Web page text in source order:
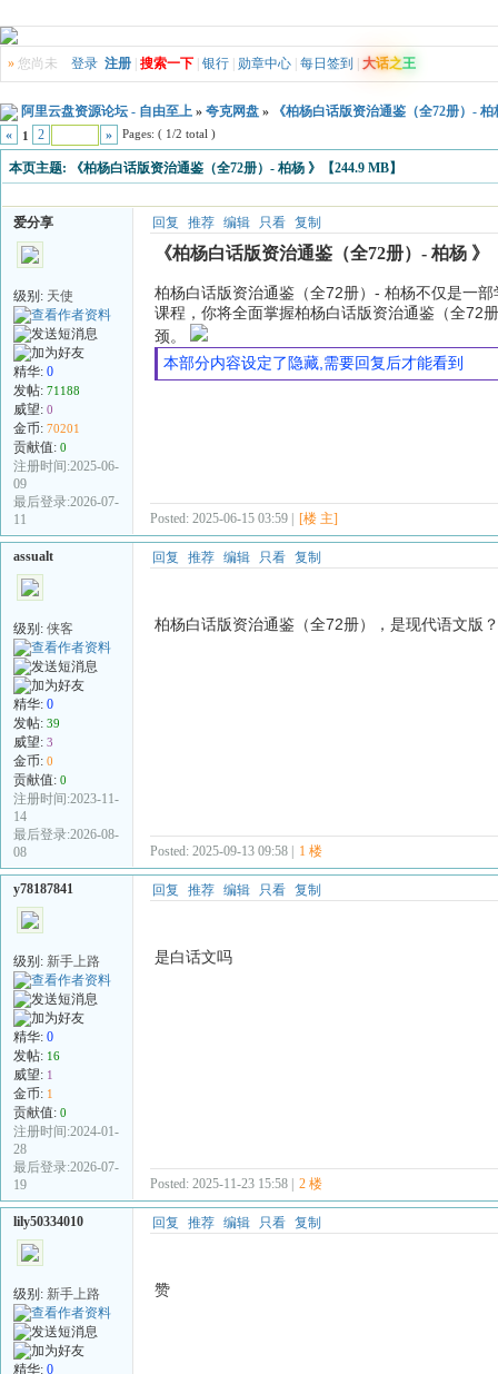
» 您尚未 登录 注册 搜索一下 银行 勋章中心 每日签到 大话之王
阿里云盘资源论坛 - 自由至上 » 夸克网盘 »
《柏杨白话版资治通鉴（全72册）-
«
1 2 » Pages: ( 1/2 total )
本页主题: 《柏杨白话版资治通鉴（全72册）- 柏杨 》【244.9 MB】
爱分享
级别: 天使
精华: 0
发帖: 71188
威望: 0
金币: 70201
贡献值: 0
注册时间:2025-06-
09
最后登录:2026-07-
11
回复 推荐 编辑 只看 复制
《柏杨白话版资治通鉴（全72册）- 柏杨 》
柏杨白话版资治通鉴（全72册）- 柏杨不仅是一
课程，你将全面掌握柏杨白话版资治通鉴（全72
颈。
本部分内容设定了隐藏,需要回复后才能看到
Posted: 2025-06-15 03:59 | [楼 主]
assualt
级别: 侠客
精华: 0
发帖: 39
威望: 3
金币: 0
贡献值: 0
注册时间:2023-11-
14
最后登录:2026-08-
08
回复 推荐 编辑 只看 复制
柏杨白话版资治通鉴（全72册），是现代语文版
Posted: 2025-09-13 09:58 | 1 楼
y78187841
级别: 新手上路
精华: 0
发帖: 16
威望: 1
金币: 1
贡献值: 0
注册时间:2024-01-
28
最后登录:2026-07-
19
回复 推荐 编辑 只看 复制
是白话文吗
Posted: 2025-11-23 15:58 | 2 楼
lily50334010
级别: 新手上路
精华: 0
回复 推荐 编辑 只看 复制
赞